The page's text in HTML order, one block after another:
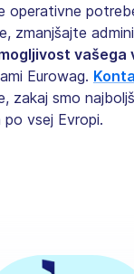
operativne
zmanjšajte
vašega
Eurowag.
zakaj smo
vsej Evropi.